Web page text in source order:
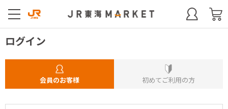
ログイン
会員のお客様 初めてご利用の方